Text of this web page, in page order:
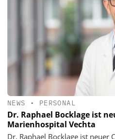
NEWS • PERSONAL
Dr. Raphael Bocklage ist
Marienhospital Vechta
Dr. Raphael Bocklage ist neuer